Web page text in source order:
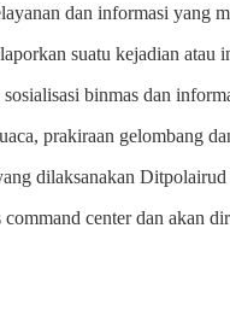
dan informasi yang
suatu kejadian
binmas dan
prakiraan gelombang
dilaksanakan Ditpolairud
center dan akan